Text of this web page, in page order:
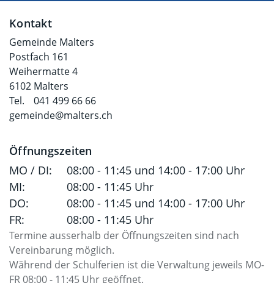
Fusszeile
Kontakt
Gemeinde Malters
Postfach 161
Weihermatte 4
6102 Malters
Tel.
041 499 66 66
gemeinde@malters.ch
Öffnungszeiten
MO / DI:
08:00 - 11:45 und 14:00 - 17:00 Uhr
MI:
08:00 - 11:45 Uhr
DO:
08:00 - 11:45 und 14:00 - 17:00 Uhr
FR:
08:00 - 11:45 Uhr
Termine ausserhalb der Öffnungszeiten sind nach
Vereinbarung möglich.
Während der Schulferien ist die Verwaltung jeweils MO-
FR 08:00 - 11:45 Uhr geöffnet.